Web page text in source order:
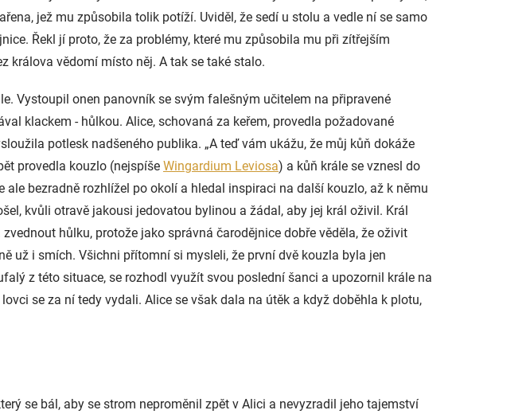
jež mu způsobila tolik potíží. Uviděl, že sedí u stolu a vedle ní se samo
Řekl jí proto, že za problémy, které mu způsobila mu při zítřejším
králova vědomí místo něj. A tak se také stalo.
Vystoupil onen panovník se svým falešným učitelem na připravené
klackem - hůlkou. Alice, schovaná za keřem, provedla požadované
potlesk nadšeného publika. „A teď vám ukážu, že můj kůň dokáže
provedla kouzlo (nejspíše Wingardium Leviosa) a kůň krále se vznesl do
bezradně rozhlížel po okolí a hledal inspiraci na další kouzlo, až k němu
kvůli otravě jakousi jedovatou bylinou a žádal, aby jej král oživil. Král
hůlku, protože jako správná čarodějnice dobře věděla, že oživit
už i smích. Všichni přítomní si mysleli, že první dvě kouzla byla jen
z této situace, se rozhodl využít svou poslední šanci a upozornil krále na
se za ní tedy vydali. Alice se však dala na útěk a když doběhla k plotu,
se bál, aby se strom neproměnil zpět v Alici a nevyzradil jeho tajemství